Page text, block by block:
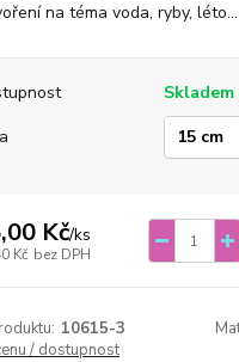
na téma voda, ryby, léto...
Skladem
Kč/ks
Kč bez DPH
10615-3
/ dostupnost